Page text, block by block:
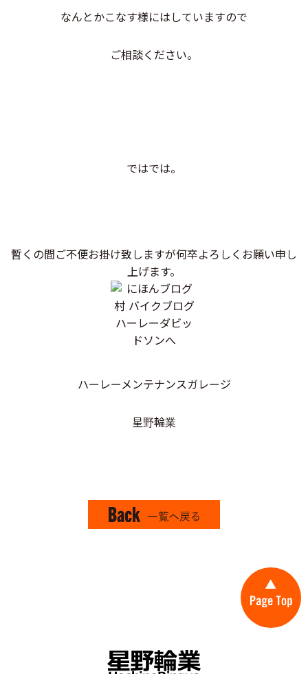
なんとかこなす様にはしていますので
ご相談ください。
ではでは。
暫くの間ご不便お掛け致しますが何卒よろしくお願い申し
上げます。
ハーレーメンテナンスガレージ
星野輪業